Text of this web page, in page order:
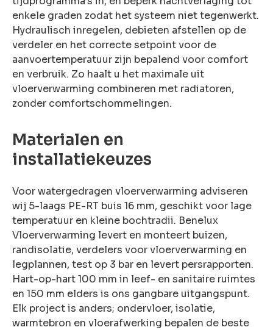
enkele graden zodat het systeem niet tegenwerkt.
Hydraulisch inregelen, debieten afstellen op de
verdeler en het correcte setpoint voor de
aanvoertemperatuur zijn bepalend voor comfort
en verbruik. Zo haalt u het maximale uit
vloerverwarming combineren met radiatoren,
zonder comfortschommelingen.
Materialen en
installatiekeuzes
Voor watergedragen vloerverwarming adviseren
wij 5-laags PE-RT buis 16 mm, geschikt voor lage
temperatuur en kleine bochtradii. Benelux
Vloerverwarming levert en monteert buizen,
randisolatie, verdelers voor vloerverwarming en
legplannen, test op 3 bar en levert persrapporten.
Hart-op-hart 100 mm in leef- en sanitaire ruimtes
en 150 mm elders is ons gangbare uitgangspunt.
Elk project is anders; ondervloer, isolatie,
warmtebron en vloerafwerking bepalen de beste